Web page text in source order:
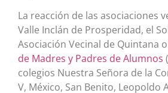
La reacción de las asociaciones
Valle Inclán de Prosperidad, el
Asociación Vecinal de Quintana
de Madres y Padres de Alumnos
colegios Nuestra Señora de la
V, México, San Benito, Leopoldo